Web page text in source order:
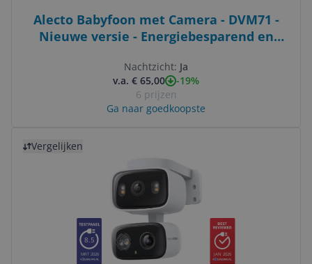
Alecto Babyfoon met Camera - DVM71 -
Nieuwe versie - Energiebesparend en
Nachtzicht: Ja
v.a. € 65,00
-19%
6 prijzen
Ga naar goedkoopste
Vergelijken
8.5
MRT 2026 JAN 2026